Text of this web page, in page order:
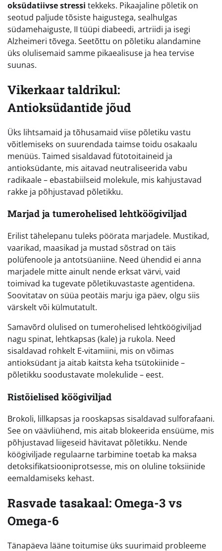
oksüdatiivse stressi tekkeks. Pikaajaline põletik on
seotud paljude tõsiste haigustega, sealhulgas
südamehaiguste, II tüüpi diabeedi, artriidi ja isegi
Alzheimeri tõvega. Seetõttu on põletiku alandamine
üks olulisemaid samme pikaealisuse ja hea tervise
suunas.
Vikerkaar taldrikul:
Antioksüdantide jõud
Üks lihtsamaid ja tõhusamaid viise põletiku vastu
võitlemiseks on suurendada taimse toidu osakaalu
menüüs. Taimed sisaldavad fütotoitaineid ja
antioksüdante, mis aitavad neutraliseerida vabu
radikaale – ebastabiilseid molekule, mis kahjustavad
rakke ja põhjustavad põletikku.
Marjad ja tumerohelised lehtköögiviljad
Erilist tähelepanu tuleks pöörata marjadele. Mustikad,
vaarikad, maasikad ja mustad sõstrad on täis
polüfenoole ja antotsüaniine. Need ühendid ei anna
marjadele mitte ainult nende erksat värvi, vaid
toimivad ka tugevate põletikuvastaste agentidena.
Soovitatav on süüa peotäis marju iga päev, olgu siis
värskelt või külmutatult.
Samavõrd olulised on tumerohelised lehtköögiviljad
nagu spinat, lehtkapsas (kale) ja rukola. Need
sisaldavad rohkelt E-vitamiini, mis on võimas
antioksüdant ja aitab kaitsta keha tsütokiinide –
põletikku soodustavate molekulide – eest.
Ristõielised köögiviljad
Brokoli, lillkapsas ja rooskapsas sisaldavad sulforafaani.
See on väävliühend, mis aitab blokeerida ensüüme, mis
põhjustavad liigeseid hävitavat põletikku. Nende
köögiviljade regulaarne tarbimine toetab ka maksa
detoksifikatsiooniprotsesse, mis on oluline toksiinide
eemaldamiseks kehast.
Rasvade tasakaal: Omega-3 vs
Omega-6
Tänapäeva lääne toitumise üks suurimaid probleeme